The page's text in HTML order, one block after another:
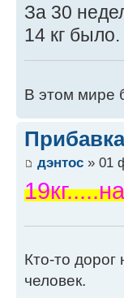
За 30
14 кг
В этом мире
дэнтос » 01
Кто-то
человек.